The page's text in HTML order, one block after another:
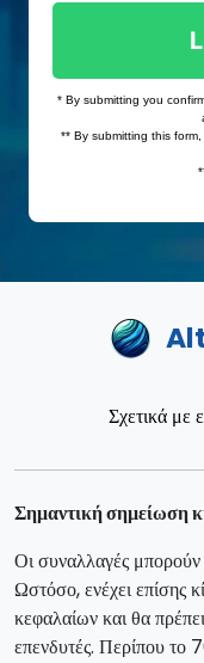
Σχετικά με
Σημαντική σημείωση
Οι συναλλαγές
Ωστόσο, ενέχει επίσης
κεφαλαίων και θα
επενδυτές. Περίπου το